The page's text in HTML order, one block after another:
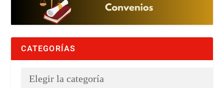
CATEGORÍAS